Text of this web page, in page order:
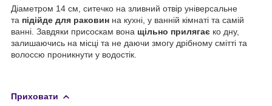
Діаметром 14 см, ситечко на зливний отвір універсальне
та підійде для раковин на кухні, у ванній кімнаті та самій
ванні. Завдяки присоскам вона щільно прилягає ко дну,
залишаючись на місці та не даючи змогу дрібному смітті та
волоссю проникнути у водостік.
Приховати